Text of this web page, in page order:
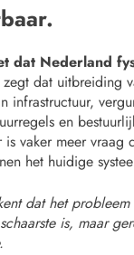
dat Nederland
zegt dat uitbreiding
infrastructuur,
en
vaker meer vraag
het huidige
dat het probleem
is, maar